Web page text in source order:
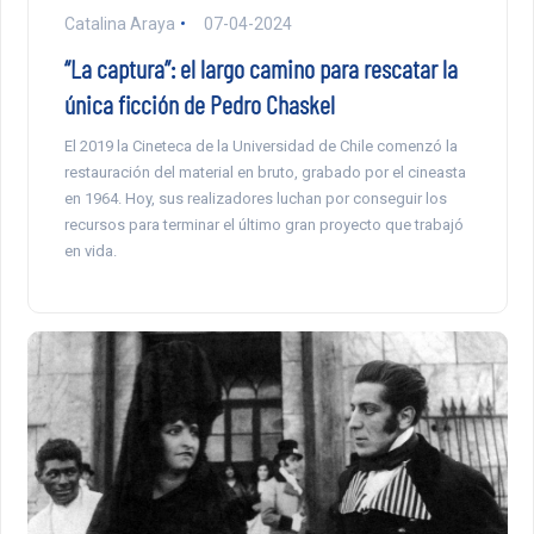
Catalina Araya 07-04-2024
“La captura”: el largo camino para rescatar la
única ficción de Pedro Chaskel
El 2019 la Cineteca de la Universidad de Chile comenzó la
restauración del material en bruto, grabado por el cineasta
en 1964. Hoy, sus realizadores luchan por conseguir los
recursos para terminar el último gran proyecto que trabajó
en vida.